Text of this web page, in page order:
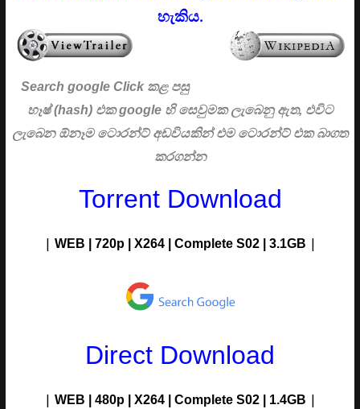
හැකිය.
Search google Click කළ පසු
හෑෂ් (hash) එක google හි සෙවුමක ලැබෙනු ඇත, එවිට
ලැබෙන ඕනෑම ටොරන්ට් අඩවියකින් එම ටොරන්ට් එක බාගත
කරගන්න
Torrent Download
| WEB | 720p | X264 | Complete S02| 3.1GB |
Direct Download
| WEB | 480p | X264 | Complete S02 | 1.4GB |